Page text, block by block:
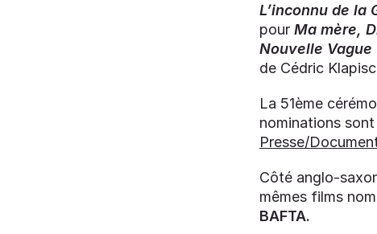
L’inconnu de la
pour Ma mère,
Nouvelle Vague
de Cédric
La 51ème
nominations sont
Presse/
Côté anglo-
mêmes films
BAFTA.